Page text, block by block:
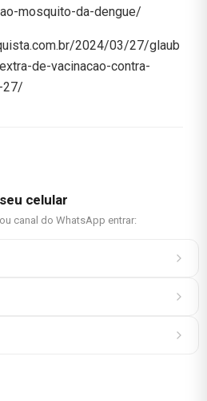
mosquito-da-dengue/
2024/03/27/glaub
de-vacinacao-contra-
27/
celular
canal do WhatsApp entrar: